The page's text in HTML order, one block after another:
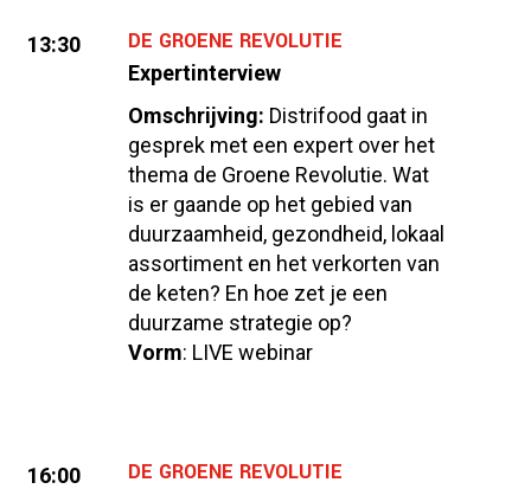
13:30 DE GROENE REVOLUTIE
Expertinterview
Omschrijving: Distrifood gaat in
gesprek met een expert over het
thema de Groene Revolutie. Wat
is er gaande op het gebied van
duurzaamheid, gezondheid, lokaal
assortiment en het verkorten van
de keten? En hoe zet je een
duurzame strategie op?
Vorm: LIVE webinar
16:00 DE GROENE REVOLUTIE